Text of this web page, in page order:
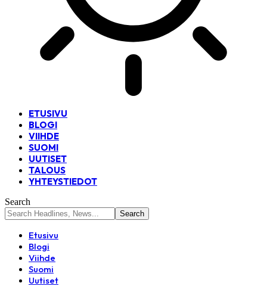
ETUSIVU
BLOGI
VIIHDE
SUOMI
UUTISET
TALOUS
YHTEYSTIEDOT
Search
Etusivu
Blogi
Viihde
Suomi
Uutiset